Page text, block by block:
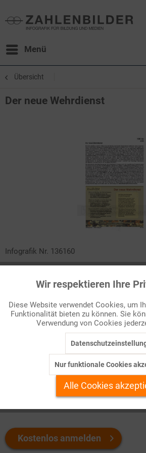
Menü
Übersicht
Der neue Wehrdienst
Infografik Nr. 136160
ausgesetzt. Da sich die Sicherheitslage
des Wehrpflichtgesetzes die
junge Männer wieder aufleben. Was
betrifft es? Die wichtigsten Punkte in
Welchen Download brauchen
Kostenlos anmelden
Funktionale
Marketing
Personalisierung
Service
Wir respektieren Ihre
Diese Website verwendet Cookies, um
Funktionalität bieten zu können. Sie
Verwendung von Cookies
Nur funktionale Cookies
Alle Cookies